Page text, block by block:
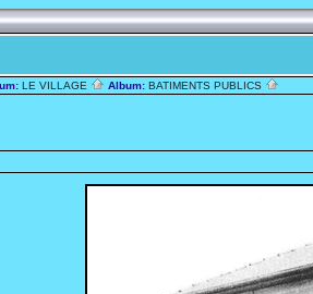
LE VILLAGE Album: BATIMENTS PUBLICS